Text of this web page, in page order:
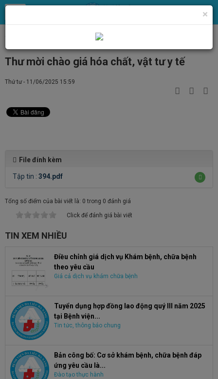
Tin tức, thông báo chung
Thư mời chào giá hóa chất, vật tư y tế
Thứ tư - 11/06/2025 15:59
File đính kèm
Tập tin : 394.pdf
Tổng số điểm của bài viết là: 0 trong 0 đánh giá
Click để đánh giá bài viết
TIN XEM NHIỀU
Điều chỉnh giá dịch vụ Khám bệnh, chữa bệnh
theo yêu cầu
Giá cả dịch vụ khám chữa bệnh
Tuyển dụng hợp đồng lao động quý III năm 2025
tại Bệnh viện...
Tin tức, thông báo chung
Bản công bố: Cơ sở khám bệnh, chữa bệnh đáp
ứng yêu cầu là...
Đào tạo thực hành
×